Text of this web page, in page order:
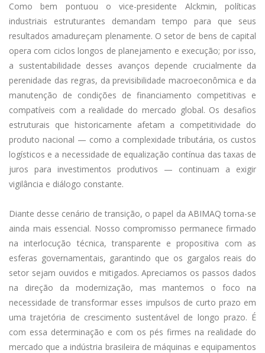
Como bem pontuou o vice-presidente Alckmin, políticas
industriais estruturantes demandam tempo para que seus
resultados amadureçam plenamente. O setor de bens de capital
opera com ciclos longos de planejamento e execução; por isso,
a sustentabilidade desses avanços depende crucialmente da
perenidade das regras, da previsibilidade macroeconômica e da
manutenção de condições de financiamento competitivas e
compatíveis com a realidade do mercado global. Os desafios
estruturais que historicamente afetam a competitividade do
produto nacional — como a complexidade tributária, os custos
logísticos e a necessidade de equalização contínua das taxas de
juros para investimentos produtivos — continuam a exigir
vigilância e diálogo constante.
Diante desse cenário de transição, o papel da ABIMAQ torna-se
ainda mais essencial. Nosso compromisso permanece firmado
na interlocução técnica, transparente e propositiva com as
esferas governamentais, garantindo que os gargalos reais do
setor sejam ouvidos e mitigados. Apreciamos os passos dados
na direção da modernização, mas mantemos o foco na
necessidade de transformar esses impulsos de curto prazo em
uma trajetória de crescimento sustentável de longo prazo. É
com essa determinação e com os pés firmes na realidade do
mercado que a indústria brasileira de máquinas e equipamentos